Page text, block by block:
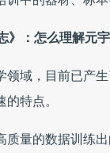
》：怎么理解元
领域，目前已产
的特点。
质量的数据训练